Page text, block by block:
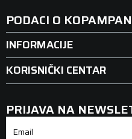
PODACI O
INFORMACIJE
KORISNIČKI CENTAR
PRIJAVA NA
Email